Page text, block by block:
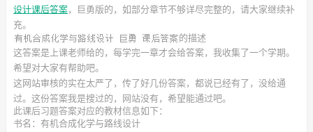
设计课后答案，巨勇版的，如部分章节不够详尽完整的，请大家继续补
充。
的描述
这答案是上课老师给的，每学完一章才会给答案，我收集了一个学期。
希望对大家有帮助吧。
这网站审核的实在太严了，传了好几份答案，都说已经有了，没给通
过。这份答案我是搜过的，网站没有，希望能通过吧。
此课后习题答案对应的教材信息如下：
书名：有机合成化学与路线设计